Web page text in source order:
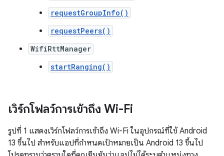
requestGroupInfo()
requestPeers()
WifiRttManager
startRanging()
เวิร์กโฟลว์การเข้าถึง Wi-Fi
รูปที่ 1 แสดงเวิร์กโฟลว์การเข้าถึง Wi-Fi ในอุปกรณ์ที่ใช้ Android
13 ขึ้นไป สำหรับแอปที่กำหนดเป้าหมายเป็น Android 13 ขึ้นไป